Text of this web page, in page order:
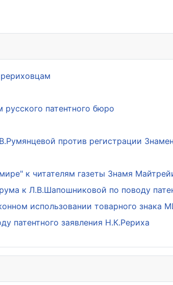
патентного бюро
против регистрации
к читателям газеты Знамя
к Л.В.Шапошниковой по поводу
использовании товарного знака
патентного заявления Н.К.Рериха